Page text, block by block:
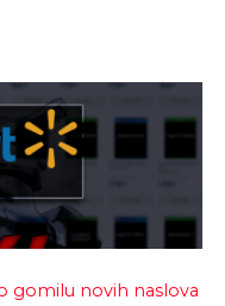
gomilu novih naslova